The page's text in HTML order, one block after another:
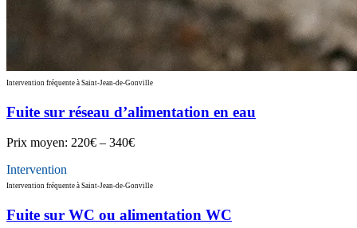
Intervention fréquente à Saint-Jean-de-Gonville
Fuite sur réseau d’alimentation en eau
Prix moyen: 220€ – 340€
Intervention
Intervention fréquente à Saint-Jean-de-Gonville
Fuite sur WC ou alimentation WC